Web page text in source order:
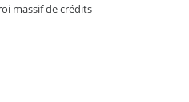
massif de crédits